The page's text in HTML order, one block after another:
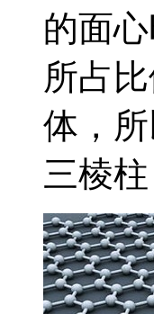
的面
所占
体，
三棱